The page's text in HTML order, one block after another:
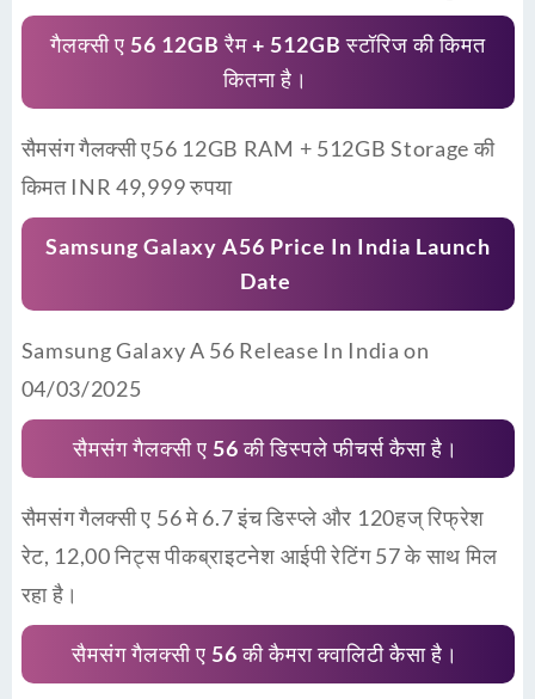
गैलक्सी ए 56 12GB रैम + 512GB स्टॉरिज की किमत
कितना है।
सैमसंग गैलक्सी ए56 12GB RAM + 512GB Storage की
किमत INR 49,999 रुपया
Samsung Galaxy A56 Price In India Launch
Date
Samsung Galaxy A 56 Release In India on
04/03/2025
सैमसंग गैलक्सी ए 56 की डिस्पले फीचर्स कैसा है।
सैमसंग गैलक्सी ए 56 मे 6.7 इंच डिस्प्ले और 120हज् रिफ्रेश
रेट, 12,00 निट्स पीकब्राइटनेश आईपी रेटिंग 57 के साथ मिल
रहा है।
सैमसंग गैलक्सी ए 56 की कैमरा क्वालिटी कैसा है।